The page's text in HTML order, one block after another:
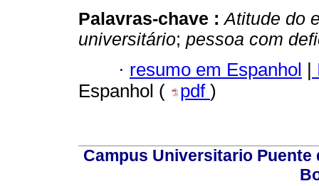
Palavras-chave :Atitude do
universitário; pessoa com
· resumo em Espanhol |
Espanhol (
pdf )
Campus Universitario Puente